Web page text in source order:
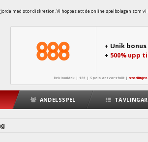
med stor diskretion. Vi hoppas att de online spelbolagen
+ Unik
+ 500% upp
Reklamlänk | 18+ | Spela ansvarsfullt |
ANDELSSPEL TÄVLINGAR